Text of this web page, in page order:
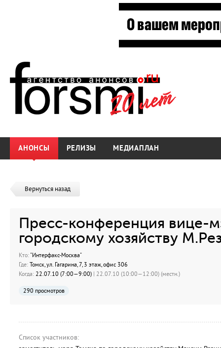
АНОНСЫ РЕЛИЗЫ МЕДИАПЛАН
Вернуться назад
Пресс-конференция вице-
городскому хозяйству
Кто: "Интерфакс-Москва"
Где: Томск, ул. Гагарина, 7, 3 этаж, офис 306
Когда: 22.07.10 (7:00—9:00) | 22.07.10 (10:00—12:00) (местн.)
290 просмотров
Список участников: